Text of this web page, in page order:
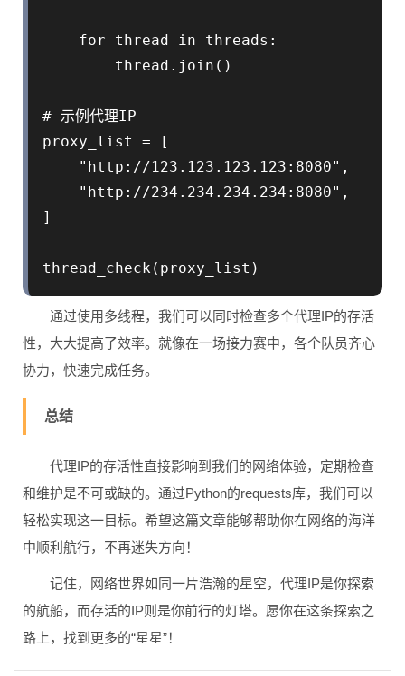
for thread in threads:
thread.join()
# 示例代理IP
proxy_list = [
"http://123.123.123.123:8080",
"http://234.234.234.234:8080",
]
thread_check(proxy_list)
通过使用多线程，我们可以同时检查多个代理IP的存活
性，大大提高了效率。就像在一场接力赛中，各个队员齐心
协力，快速完成任务。
总结
代理IP的存活性直接影响到我们的网络体验，定期检查
和维护是不可或缺的。通过Python的requests库，我们可以
轻松实现这一目标。希望这篇文章能够帮助你在网络的海洋
中顺利航行，不再迷失方向！
记住，网络世界如同一片浩瀚的星空，代理IP是你探索
的航船，而存活的IP则是你前行的灯塔。愿你在这条探索之
路上，找到更多的“星星”！